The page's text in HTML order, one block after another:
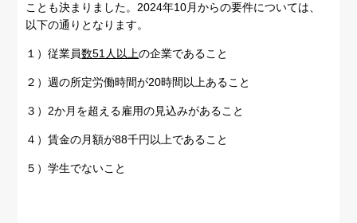
ことも決まりました。2024年10月からの要件については、
以下の通りとなります。
１）従業員数51人以上の企業であること
２）週の所定労働時間が20時間以上あること
３）2か月を超える雇用の見込みがあること
４）賃金の月額が88千円以上であること
５）学生でないこと